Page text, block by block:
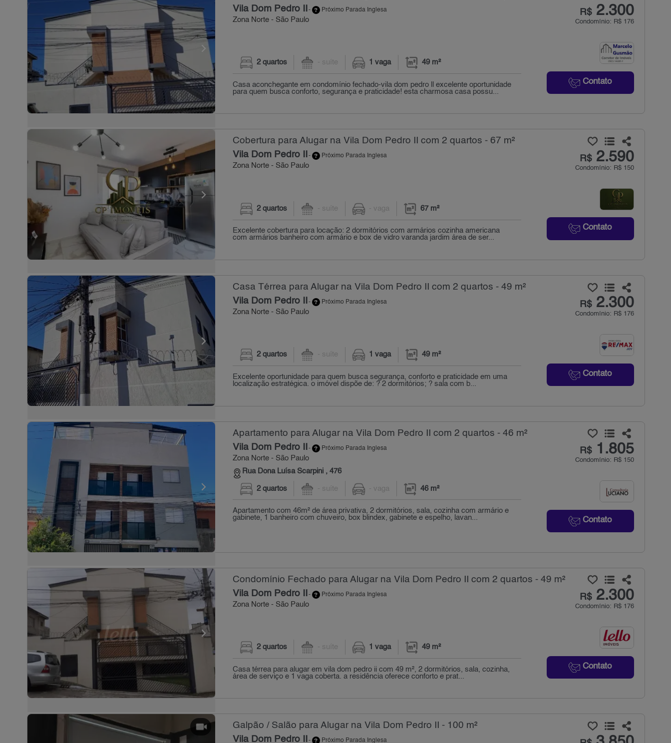
Vila Dom Pedro II - Próximo Parada Inglesa
Zona Norte - São Paulo
R$2.300
Condomínio: R$ 176
Contato
2 quartos - suíte 1 vaga 49 m²
Casa aconchegante em condomínio fechado-vila dom pedro ll excelente oportunidade
para quem busca conforto, segurança e praticidade! esta charmosa casa possu...
Cobertura para Alugar na Vila Dom Pedro II com 2 quartos - 67 m²
Vila Dom Pedro II - Próximo Parada Inglesa
Zona Norte - São Paulo
R$2.590
Condomínio: R$ 150
Contato
2 quartos - suíte - vaga 67 m²
Excelente cobertura para locação: 2 dormitórios com armários cozinha americana
com armários banheiro com armário e box de vidro varanda jardim área de ser...
Casa Térrea para Alugar na Vila Dom Pedro II com 2 quartos - 49 m²
Vila Dom Pedro II - Próximo Parada Inglesa
Zona Norte - São Paulo
R$2.300
Condomínio: R$ 176
Contato
2 quartos - suíte 1 vaga 49 m²
Excelente oportunidade para quem busca segurança, conforto e praticidade em uma
localização estratégica. o imóvel dispõe de: ? 2 dormitórios; ? sala com b...
Apartamento para Alugar na Vila Dom Pedro II com 2 quartos - 46 m²
Vila Dom Pedro II - Próximo Parada Inglesa
Zona Norte - São Paulo
Rua Dona Luísa Scarpini , 476
R$1.805
Condomínio: R$ 150
Contato
2 quartos - suíte - vaga 46 m²
Apartamento com 46m² de área privativa, 2 dormitórios, sala, cozinha com armário e
gabinete, 1 banheiro com chuveiro, box blindex, gabinete e espelho, lavan...
Condomínio Fechado para Alugar na Vila Dom Pedro II com 2 quartos - 49 m²
Vila Dom Pedro II - Próximo Parada Inglesa
Zona Norte - São Paulo
R$2.300
Condomínio: R$ 176
Contato
2 quartos - suíte 1 vaga 49 m²
Casa térrea para alugar em vila dom pedro ii com 49 m², 2 dormitórios, sala, cozinha,
área de serviço e 1 vaga coberta. a residência oferece conforto e prat...
Galpão / Salão para Alugar na Vila Dom Pedro II - 100 m²
Vila Dom Pedro II - Próximo Parada Inglesa